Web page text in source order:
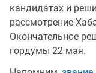
кандидатах и
рассмотрение
Окончательное
гордумы 22 мая.